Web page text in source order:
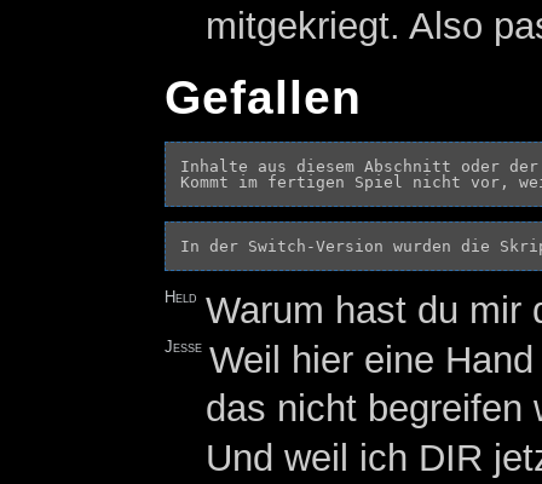
mitgekriegt. Also
Gefallen
Inhalte aus diesem Abschnitt oder
In der Switch-Version wurden die
Held Warum hast du mir
Jesse Weil hier eine
das nicht begreifen
Und weil ich DIR